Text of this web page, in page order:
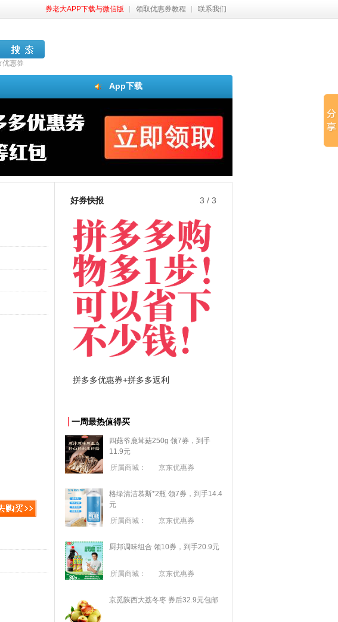
券老大APP下载与微信版 领取优惠券教程 联系我们
优惠券
App下载
好券快报 3 / 3
拼多多优惠券+拼多多返利
一周最热值得买
四菇爷鹿茸菇250g 领7券，到手
11.9元
所属商城：
京东优惠券
格绿清洁慕斯*2瓶 领7券，到手14.4
元
所属商城：
京东优惠券
厨邦调味组合 领10券，到手20.9元
所属商城： 京东优惠券
京觅陕西大荔冬枣 券后32.9元包邮